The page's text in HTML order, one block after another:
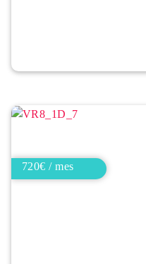
720€ / mes